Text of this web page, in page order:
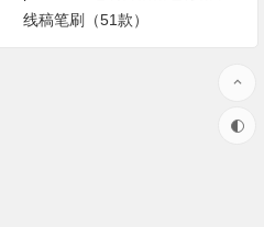
线稿笔刷（51款）